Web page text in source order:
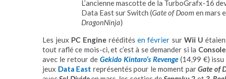
L’ancienne mascotte de la TurboGrafx-16
Data East sur Switch (Gate of Doom en mars
DragonNinja)
Les jeux PC Engine rééditésen février sur Wii U
tout raflé ce mois-ci, et c’est à se demander si la
avec le retour de Gekido Kintaro’s Revenge(14,99 €) issu
jeux Data East représentés pour le moment parGate of